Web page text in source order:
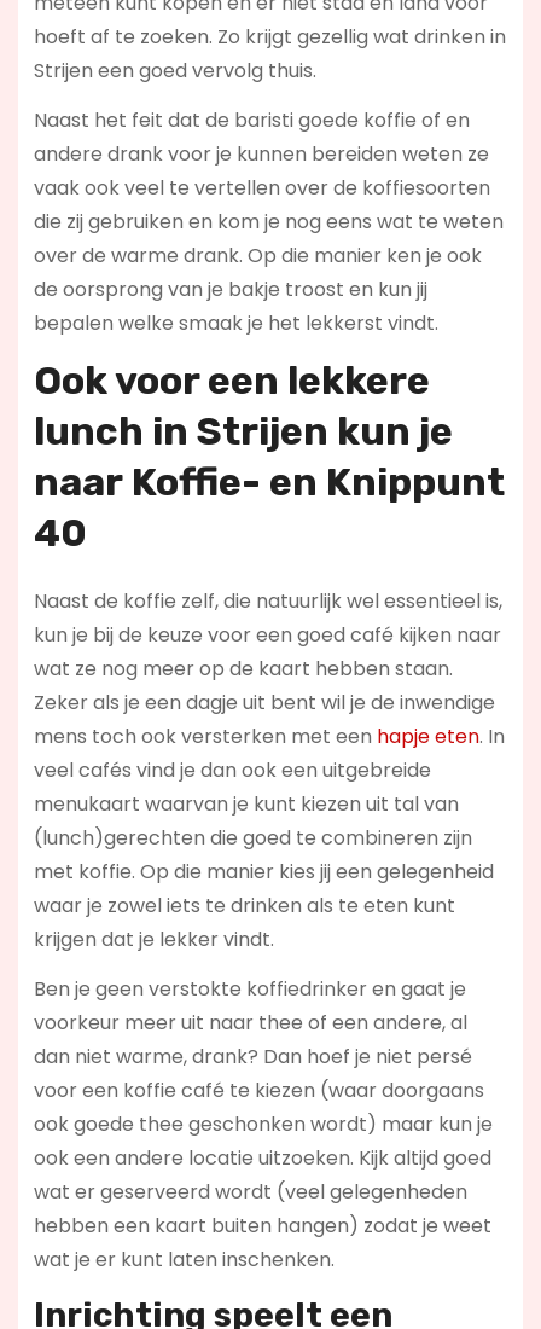
hoeft af te zoeken. Zo krijgt gezellig wat drinken in
Strijen een goed vervolg thuis.
Naast het feit dat de baristi goede koffie of en
andere drank voor je kunnen bereiden weten ze
vaak ook veel te vertellen over de koffiesoorten
die zij gebruiken en kom je nog eens wat te weten
over de warme drank. Op die manier ken je ook
de oorsprong van je bakje troost en kun jij
bepalen welke smaak je het lekkerst vindt.
Ook voor een lekkere
lunch in Strijen kun je
naar Koffie- en Knippunt
40
Naast de koffie zelf, die natuurlijk wel essentieel is,
kun je bij de keuze voor een goed café kijken naar
wat ze nog meer op de kaart hebben staan.
Zeker als je een dagje uit bent wil je de inwendige
mens toch ook versterken met een hapje eten. In
veel cafés vind je dan ook een uitgebreide
menukaart waarvan je kunt kiezen uit tal van
(lunch)gerechten die goed te combineren zijn
met koffie. Op die manier kies jij een gelegenheid
waar je zowel iets te drinken als te eten kunt
krijgen dat je lekker vindt.
Ben je geen verstokte koffiedrinker en gaat je
voorkeur meer uit naar thee of een andere, al
dan niet warme, drank? Dan hoef je niet persé
voor een koffie café te kiezen (waar doorgaans
ook goede thee geschonken wordt) maar kun je
ook een andere locatie uitzoeken. Kijk altijd goed
wat er geserveerd wordt (veel gelegenheden
hebben een kaart buiten hangen) zodat je weet
wat je er kunt laten inschenken.
Inrichting speelt een